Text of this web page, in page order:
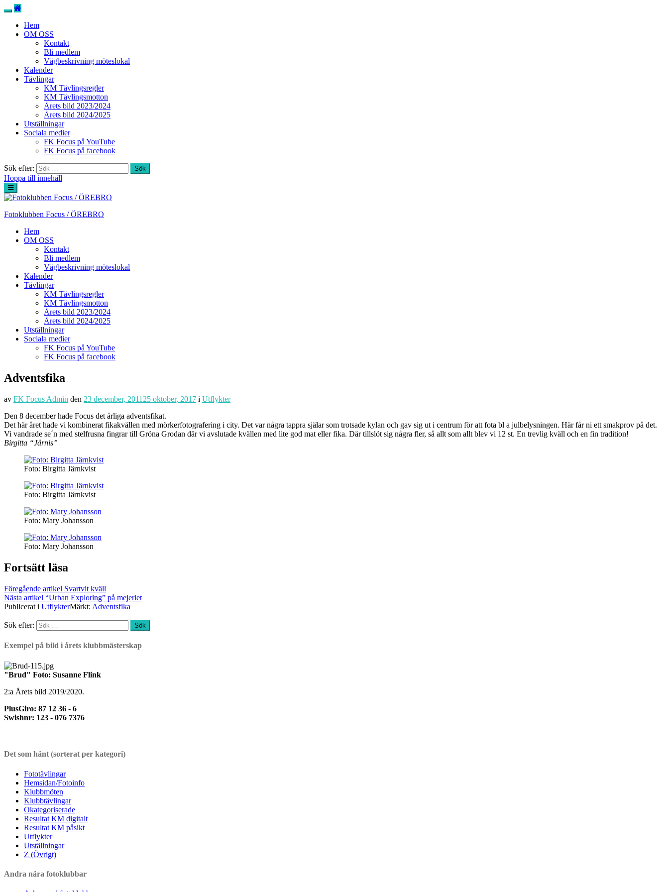
Hem
OM OSS
Kontakt
Bli medlem
Vägbeskrivning möteslokal
Kalender
Tävlingar
KM Tävlingsregler
KM Tävlingsmotton
Årets bild 2023/2024
Årets bild 2024/2025
Utställningar
Sociala medier
FK Focus på YouTube
FK Focus på facebook
Sök efter:
Hoppa till innehåll
Fotoklubben Focus / ÖREBRO
Hem
OM OSS
Kontakt
Bli medlem
Vägbeskrivning möteslokal
Kalender
Tävlingar
KM Tävlingsregler
KM Tävlingsmotton
Årets bild 2023/2024
Årets bild 2024/2025
Utställningar
Sociala medier
FK Focus på YouTube
FK Focus på facebook
Adventsfika
av FK Focus Admin den 23 december, 2011 25 oktober, 2017 i Utflykter
Den 8 december hade Focus det årliga adventsfikat.
Det här året hade vi kombinerat fikakvällen med mörkerfotografering i city. Det var några tappra själar som trotsade kylan och gav sig ut i centrum för att fota bl a julbelysningen. Här får ni ett smakprov på det.
Vi vandrade se´n med stelfrusna fingrar till Gröna Grodan där vi avslutade kvällen med lite god mat eller fika. Där tillslöt sig några fler, så allt som allt blev vi 12 st. En trevlig kväll och en fin tradition!
Birgitta “Järnis”
Foto: Birgitta Järnkvist
Foto: Birgitta Järnkvist
Foto: Mary Johansson
Foto: Mary Johansson
Fortsätt läsa
Föregående artikel Svartvit kväll
Nästa artikel “Urban Exploring” på mejeriet
Publicerat i UtflykterMärkt: Adventsfika
Sök efter:
Exempel på bild i årets klubbmästerskap
"Brud" Foto: Susanne Flink
2:a Årets bild 2019/2020.
PlusGiro: 87 12 36 - 6
Swishnr: 123 - 076 7376
Det som hänt (sorterat per kategori)
Fototävlingar
Hemsidan/Fotoinfo
Klubbmöten
Klubbtävlingar
Okategoriserade
Resultat KM digitalt
Resultat KM påsikt
Utflykter
Utställningar
Z (Övrigt)
Andra nära fotoklubbar